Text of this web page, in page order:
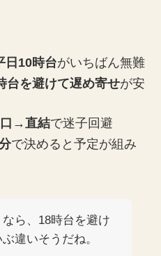
日10時台がいちばん無難
台を避けて遅め寄せが安
口→直結で迷子回避
で決めると予定が組み
ら、18時台を避け
違いそうだね。